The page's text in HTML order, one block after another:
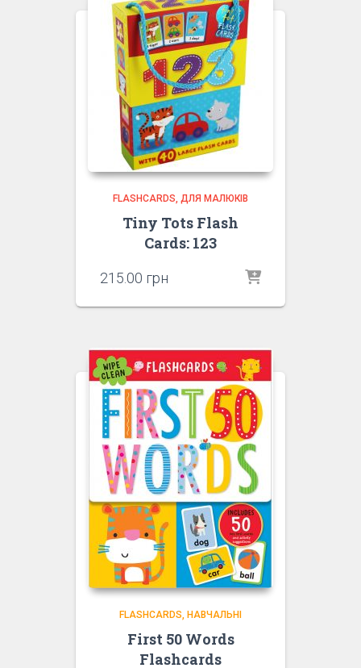
FLASHCARDS ДЛЯ МАЛЮКІВ
Tiny Tots Flash
Cards: 123
215.00 грн
FLASHCARDS НАВЧАЛЬНІ
First 50 Words
Flashcards